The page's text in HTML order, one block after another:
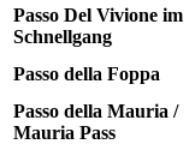
Passo Del Vivione im
Schnellgang
Passo della Foppa
Passo della Mauria /
Mauria Pass